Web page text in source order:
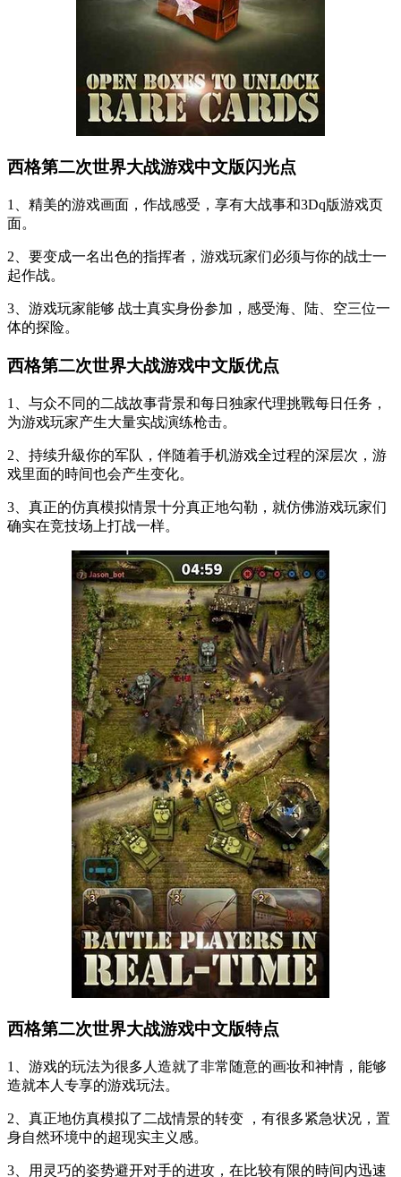
西格第二次世界大战游戏中文版闪光点
1、精美的游戏画面，作战感受，享有大战事和3Dq版游戏页
面。
2、要变成一名出色的指挥者，游戏玩家们必须与你的战士一
起作战。
3、游戏玩家能够 战士真实身份参加，感受海、陆、空三位一
体的探险。
西格第二次世界大战游戏中文版优点
1、与众不同的二战故事背景和每日独家代理挑戰每日任务，
为游戏玩家产生大量实战演练枪击。
2、持续升級你的军队，伴随着手机游戏全过程的深层次，游
戏里面的時间也会产生变化。
3、真正的仿真模拟情景十分真正地勾勒，就仿佛游戏玩家们
确实在竞技场上打战一样。
西格第二次世界大战游戏中文版特点
1、游戏的玩法为很多人造就了非常随意的画妆和神情，能够
造就本人专享的游戏玩法。
2、真正地仿真模拟了二战情景的转变 ，有很多紧急状况，置
身自然环境中的超现实主义感。
3、用灵巧的姿势避开对手的进攻，在比较有限的時间内迅速